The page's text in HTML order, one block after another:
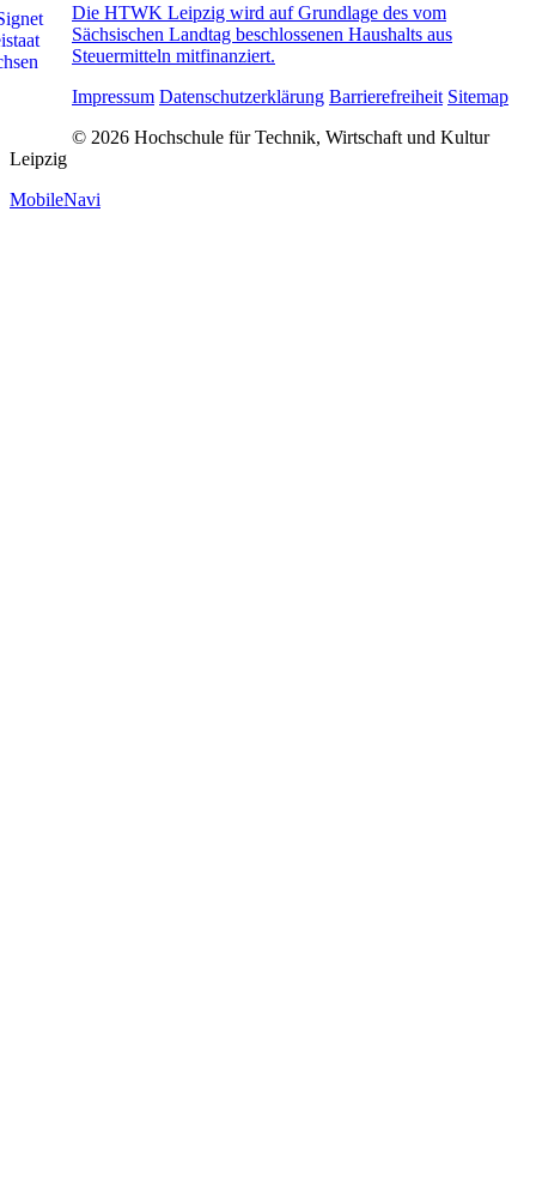
Die HTWK Leipzig wird auf Grundlage des vom
Sächsischen Landtag beschlossenen Haushalts aus
Steuermitteln mitfinanziert.
Impressum Datenschutzerklärung Barrierefreiheit Sitemap
© 2026 Hochschule für Technik, Wirtschaft und Kultur
Leipzig
MobileNavi